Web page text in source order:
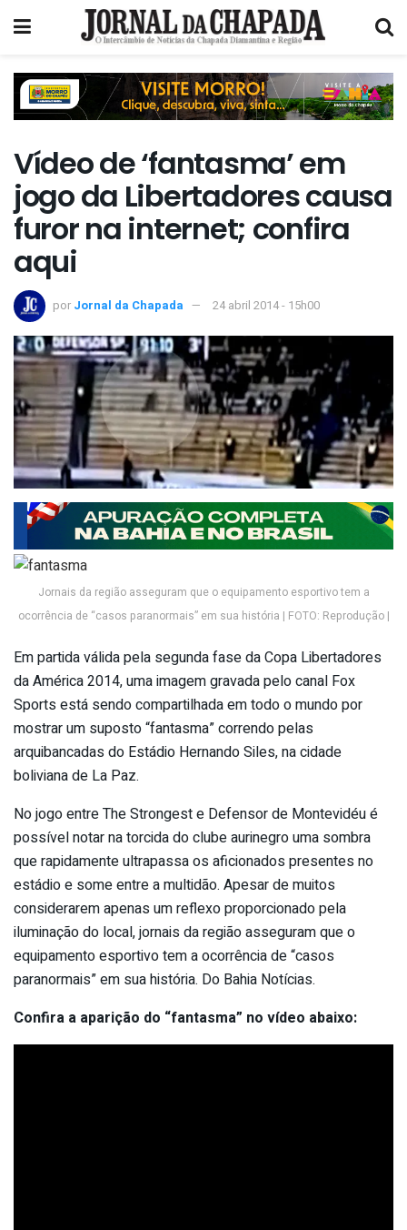
Vídeo de ‘fantasma’ em
jogo da Libertadores causa
furor na internet; confira
aqui
por Jornal da Chapada 24 abril 2014 - 15h00
Jornais da região asseguram que o equipamento esportivo tem a
ocorrência de “casos paranormais” em sua história | FOTO: Reprodução |
Em partida válida pela segunda fase da Copa Libertadores
da América 2014, uma imagem gravada pelo canal Fox
Sports está sendo compartilhada em todo o mundo por
mostrar um suposto “fantasma” correndo pelas
arquibancadas do Estádio Hernando Siles, na cidade
boliviana de La Paz.
No jogo entre The Strongest e Defensor de Montevidéu é
possível notar na torcida do clube aurinegro uma sombra
que rapidamente ultrapassa os aficionados presentes no
estádio e some entre a multidão. Apesar de muitos
considerarem apenas um reflexo proporcionado pela
iluminação do local, jornais da região asseguram que o
equipamento esportivo tem a ocorrência de “casos
paranormais” em sua história. Do Bahia Notícias.
Confira a aparição do “fantasma” no vídeo abaixo: